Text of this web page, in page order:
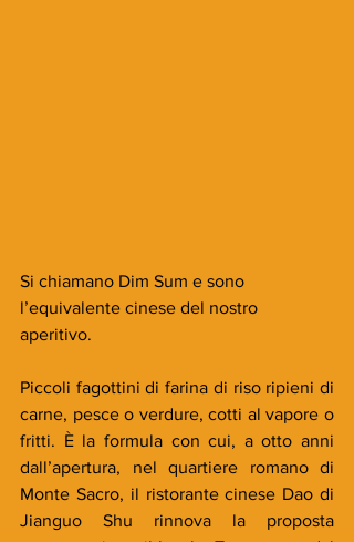
Si chiamano Dim Sum e sono
l’equivalente cinese del nostro
aperitivo.
Piccoli fagottini di farina di riso ripieni di
carne, pesce o verdure, cotti al vapore o
fritti. È la formula con cui, a otto anni
dall’apertura, nel quartiere romano di
Monte Sacro, il ristorante cinese Dao di
Jianguo Shu rinnova la proposta